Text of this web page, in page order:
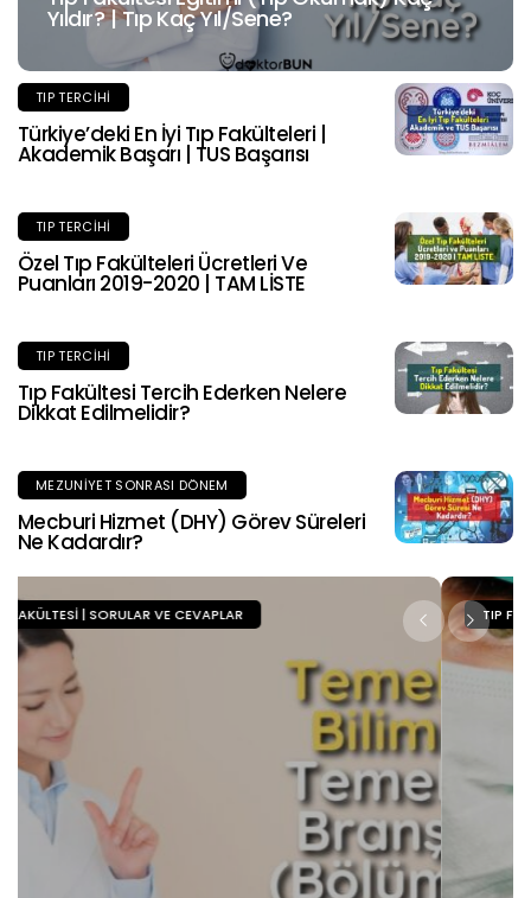
Yıldır? | Tıp Kaç Yıl/Sene?
TIP TERCIHI
Türkiye’deki En İyi Tıp Fakülteleri |
Akademik Başarı | TUS Başarısı
TIP TERCIHI
Özel Tıp Fakülteleri Ücretleri Ve
Puanları 2019-2020 | TAM LİSTE
TIP TERCIHI
Tıp Fakültesi Tercih Ederken Nelere
Dikkat Edilmelidir?
MEZUNIYET SONRASI DÖNEM
Mecburi Hizmet (DHY) Görev Süreleri
Ne Kadardır?
TIP FAKÜLTESI | SORULAR VE CEVAPLAR